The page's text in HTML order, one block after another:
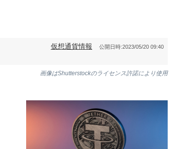
仮想通貨情報 公開日時:2023/05/20 09:40
画像はShutterstockのライセンス許諾により使用